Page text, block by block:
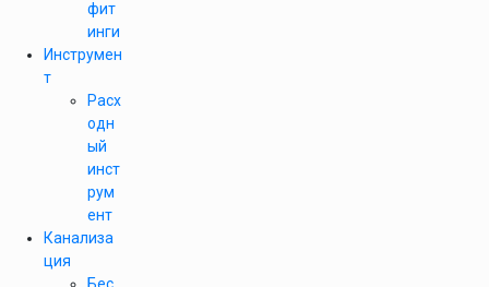
фит
инги
Инструмен
т
Расх
одн
ый
инст
рум
ент
Канализа
ция